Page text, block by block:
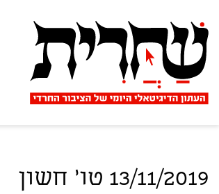
13/11/2019 טו' חשון